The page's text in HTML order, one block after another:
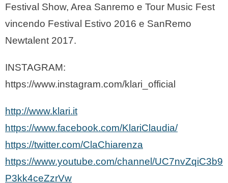
Festival Show, Area Sanremo e Tour Music Fest
vincendo Festival Estivo 2016 e SanRemo
Newtalent 2017.
INSTAGRAM:
https://www.instagram.com/klari_official
http://www.klari.it
https://www.facebook.com/KlariClaudia/
https://twitter.com/ClaChiarenza
https://www.youtube.com/channel/UC7nvZqiC3b9
P3kk4ceZzrVw